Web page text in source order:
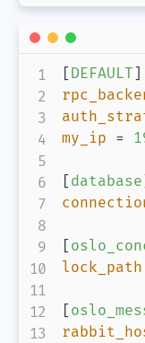
[ DEFAULT ]
my_ip =
[ database
[
lock_path
[